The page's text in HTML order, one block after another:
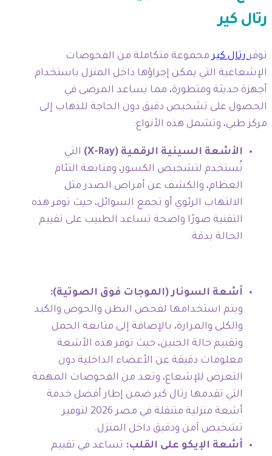
رتال كير
توفررتال كيرمجموعة متكاملة من الفحوصات
الإشعاعية التي يمكن إجراؤها داخل المنزل باستخدام
أجهزة حديثة ومتطورة، مما يساعد المرضى في
الحصول على تشخيص دقيق دون الحاجة للذهاب إلى
مركز طبي، وتشمل هذه الأنواع:
الأشعة السينية الرقمية (X-Ray)
التي
تُستخدم لتشخيص الكسور، ومتابعة التئام
العظام، والكشف عن أمراض الصدر مثل
الالتهاب الرئوي أو تجمع السوائل، حيث توفر هذه
التقنية صورًا واضحة تساعد الطبيب على تقييم
الحالة بدقة.
أشعة السونار (الموجات فوق الصوتية):
ويتم استخدامها لفحص البطن والحوض والكبد
والكلى والمرارة، بالإضافة إلى متابعة الحمل
وتقييم حالة الجنين، حيث توفر هذه الأشعة
معلومات دقيقة عن الأعضاء الداخلية دون
التعرض للإشعاع، وتعد من الفحوصات المهمة
التي تقدمها رتال كير ضمن إطار أفضل خدمة
أشعة منزلية متنقلة في مصر 2026 لتوفير
تشخيص آمن ودقيق داخل المنزل.
أشعة الإيكو على القلب: تساعد في تقييم